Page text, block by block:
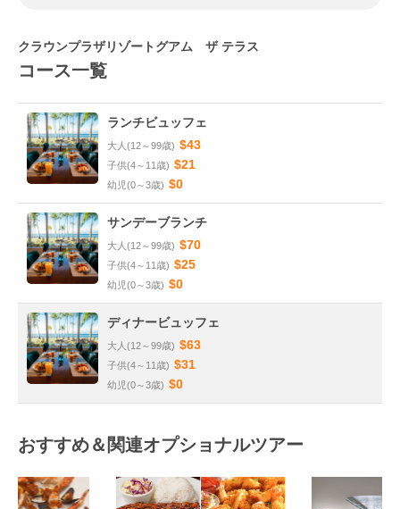
クラウンプラザリゾートグアム ザ テラス
コース一覧
ランチビュッフェ
大人(12～99歳) $43
子供(4～11歳) $21
幼児(0～3歳) $0
サンデーブランチ
大人(12～99歳) $70
子供(4～11歳) $25
幼児(0～3歳) $0
ディナービュッフェ
大人(12～99歳) $63
子供(4～11歳) $31
幼児(0～3歳) $0
おすすめ＆関連オプショナルツアー